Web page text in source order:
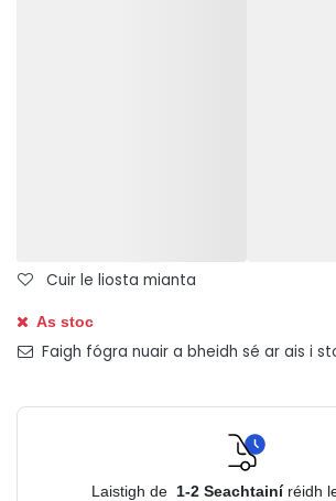
Cuir le liosta mianta
As stoc
Faigh fógra nuair a bheidh sé ar ais i
Laistigh de 1-2 Seachtainí réidh